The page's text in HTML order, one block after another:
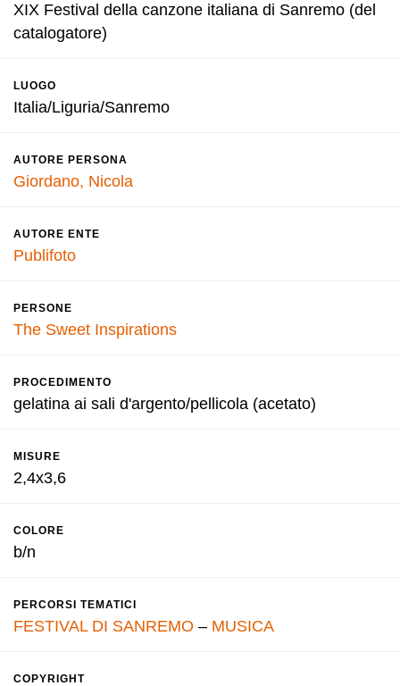
XIX Festival della canzone italiana di Sanremo (del
catalogatore)
LUOGO
Italia/Liguria/Sanremo
AUTORE PERSONA
Giordano, Nicola
AUTORE ENTE
Publifoto
PERSONE
The Sweet Inspirations
PROCEDIMENTO
gelatina ai sali d'argento/pellicola (acetato)
MISURE
2,4x3,6
COLORE
b/n
PERCORSI TEMATICI
FESTIVAL DI SANREMO – MUSICA
COPYRIGHT